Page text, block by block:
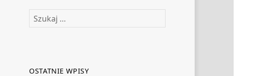
OSTATNIE WPISY